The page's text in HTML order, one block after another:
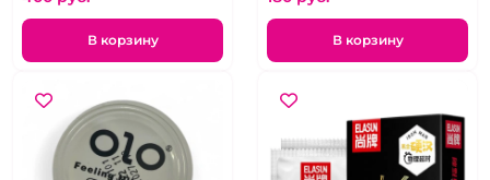
В корзину В корзину